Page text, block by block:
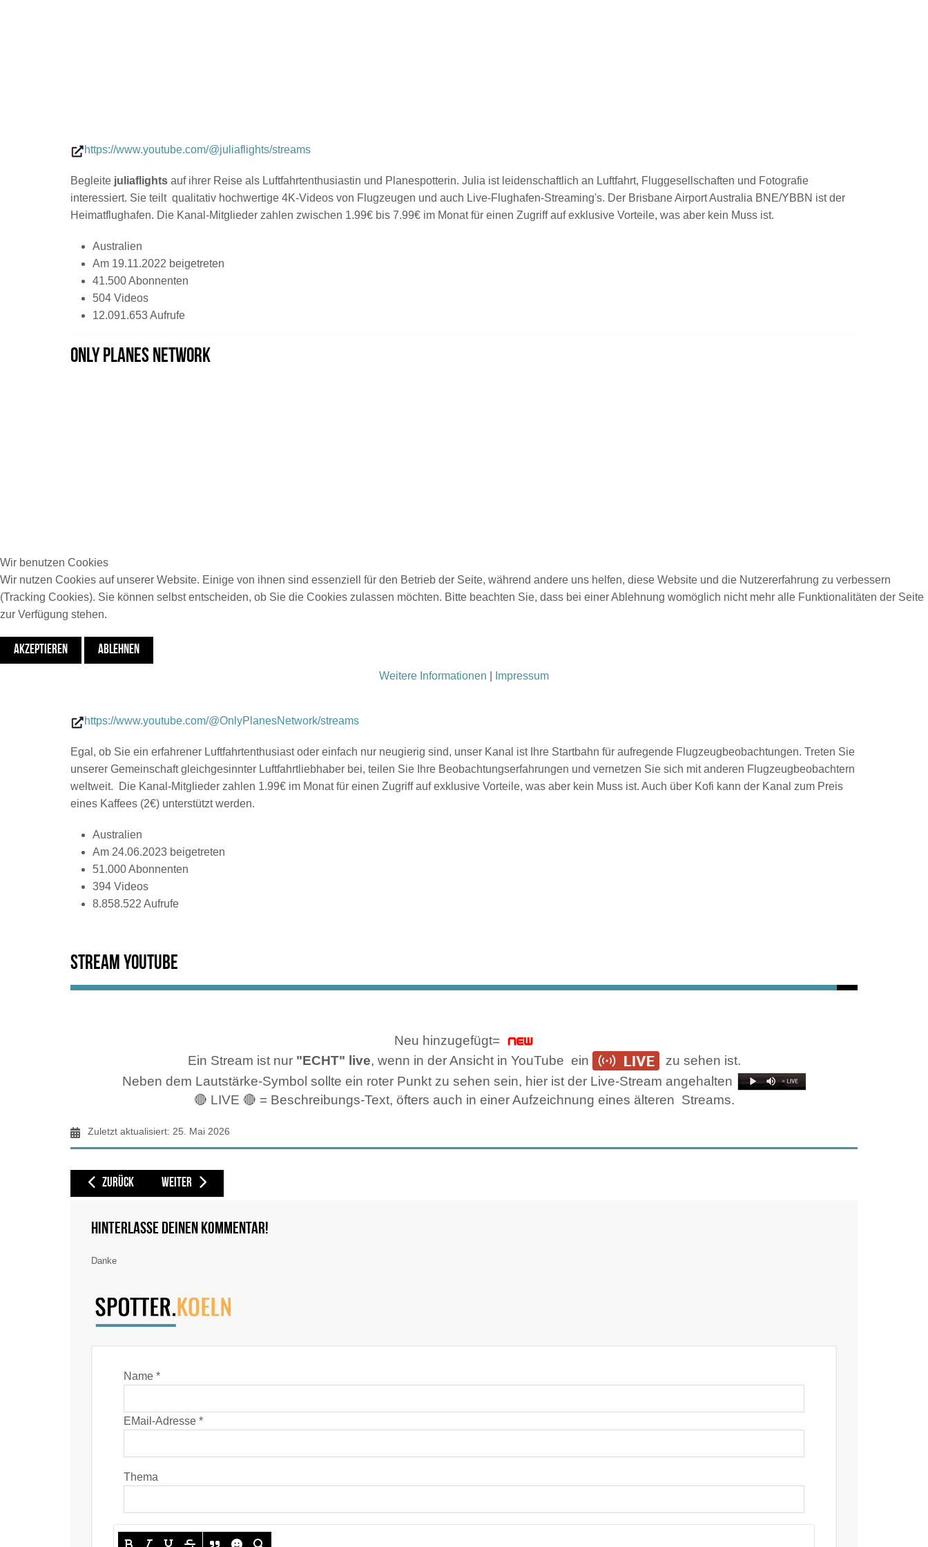
https://www.youtube.com/@juliaflights/streams
Begleite juliaflights auf ihrer Reise als Luftfahrtenthusiastin und Planespotterin. Julia ist leidenschaftlich an Luftfahrt, Fluggesellschaften und Fotografie
interessiert. Sie teilt qualitativ hochwertige 4K-Videos von Flugzeugen und auch Live-Flughafen-Streaming's. Der Brisbane Airport Australia BNE/YBBN ist der
Heimatflughafen. Die Kanal-Mitglieder zahlen zwischen 1.99€ bis 7.99€ im Monat für einen Zugriff auf exklusive Vorteile, was aber kein Muss ist.
Australien
Am 19.11.2022 beigetreten
41.500 Abonnenten
504 Videos
12.091.653 Aufrufe
Only Planes Network
https://www.youtube.com/@OnlyPlanesNetwork/streams
Egal, ob Sie ein erfahrener Luftfahrtenthusiast oder einfach nur neugierig sind, unser Kanal ist Ihre Startbahn für aufregende Flugzeugbeobachtungen. Treten Sie
unserer Gemeinschaft gleichgesinnter Luftfahrtliebhaber bei, teilen Sie Ihre Beobachtungserfahrungen und vernetzen Sie sich mit anderen Flugzeugbeobachtern
weltweit. Die Kanal-Mitglieder zahlen 1.99€ im Monat für einen Zugriff auf exklusive Vorteile, was aber kein Muss ist. Auch über Kofi kann der Kanal zum Preis
eines Kaffees (2€) unterstützt werden.
Australien
Am 24.06.2023 beigetreten
51.000 Abonnenten
394 Videos
8.858.522 Aufrufe
Stream Youtube
Neu hinzugefügt=
Ein Stream ist nur "ECHT" live, wenn in der Ansicht in YouTube ein
zu sehen ist.
Neben dem Lautstärke-Symbol sollte ein roter Punkt zu sehen sein, hier ist der Live-Stream angehalten
🔴 LIVE 🔴 = Beschreibungs-Text, öfters auch in einer Aufzeichnung eines älteren Streams.
Zuletzt aktualisiert: 25. Mai 2026
VORHERIGER BEITRAG: BOSTON, PLANESPOTTING @ YOUTUBE
ZURÜCK NÄCHSTER BEITRAG: BRISTOL BRS, PLANESPOTTING @ YOUTUBE
WEITER
Hinterlasse deinen Kommentar!
Danke
Name *
EMail-Adresse *
Thema
Wir benutzen Cookies
Wir nutzen Cookies auf unserer Website. Einige von ihnen sind essenziell für den Betrieb der Seite, während andere uns helfen, diese Website und die Nutzererfahrung zu verbessern
(Tracking Cookies). Sie können selbst entscheiden, ob Sie die Cookies zulassen möchten. Bitte beachten Sie, dass bei einer Ablehnung womöglich nicht mehr alle Funktionalitäten der Seite
zur Verfügung stehen.
AKZEPTIEREN ABLEHNEN
Weitere Informationen Impressum